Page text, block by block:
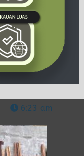
6:23 am